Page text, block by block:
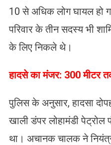
10 से अधिक लोग घायल हो
परिवार के तीन सदस्य भी
के लिए निकले थे।
हादसे का मंजर: 300 मीटर
पुलिस के अनुसार, हादसा
खाली डंपर लोहामंडी
था। अचानक चालक ने